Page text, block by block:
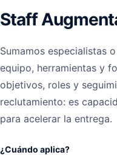
Staff
Sumamos especialistas
equipo, herramientas y
objetivos, roles y
reclutamiento: es
para acelerar la entrega.
¿Cuándo aplica?